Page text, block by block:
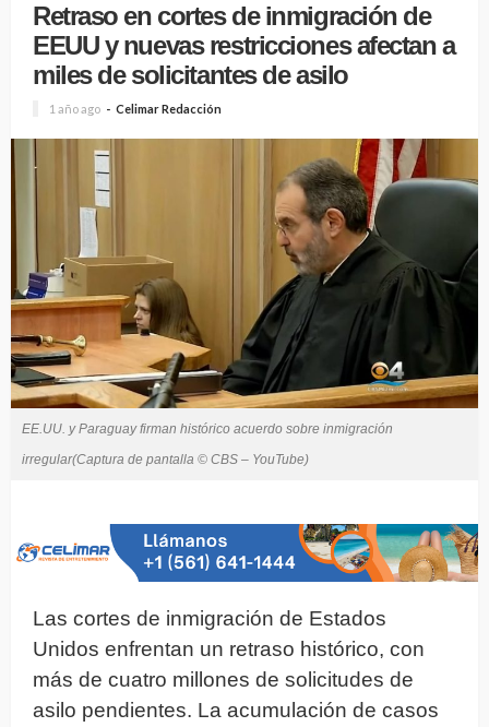
Retraso en cortes de inmigración de
EEUU y nuevas restricciones afectan a
miles de solicitantes de asilo
1 año ago Celimar Redacción
EE.UU. y Paraguay firman histórico acuerdo sobre inmigración
irregular(Captura de pantalla © CBS – YouTube)
Las cortes de inmigración de Estados
Unidos enfrentan un retraso histórico, con
más de cuatro millones de solicitudes de
asilo pendientes. La acumulación de casos